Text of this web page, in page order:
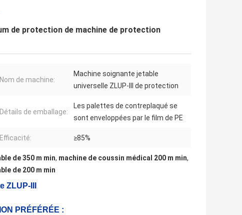
de protection de machine de protection
Nom de machine:
Machine soignante jetable
universelle ZLUP-III de protection
Détails de emballage:
Les palettes de contreplaqué se
sont enveloppées par le film de PE
Efficacité: ≥85%
de 350 m min, machine de coussin médical 200 m min,
de 200 m min
III
PRÉFÉRÉE :